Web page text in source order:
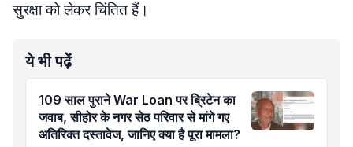
सुरक्षा को लेकर चिंतित हैं।
ये भी पढ़ें
109 साल पुराने War Loan पर ब्रिटेन का
जवाब, सीहोर के नगर सेठ परिवार से मांगे गए
अतिरिक्त दस्तावेज, जानिए क्या है पूरा मामला?